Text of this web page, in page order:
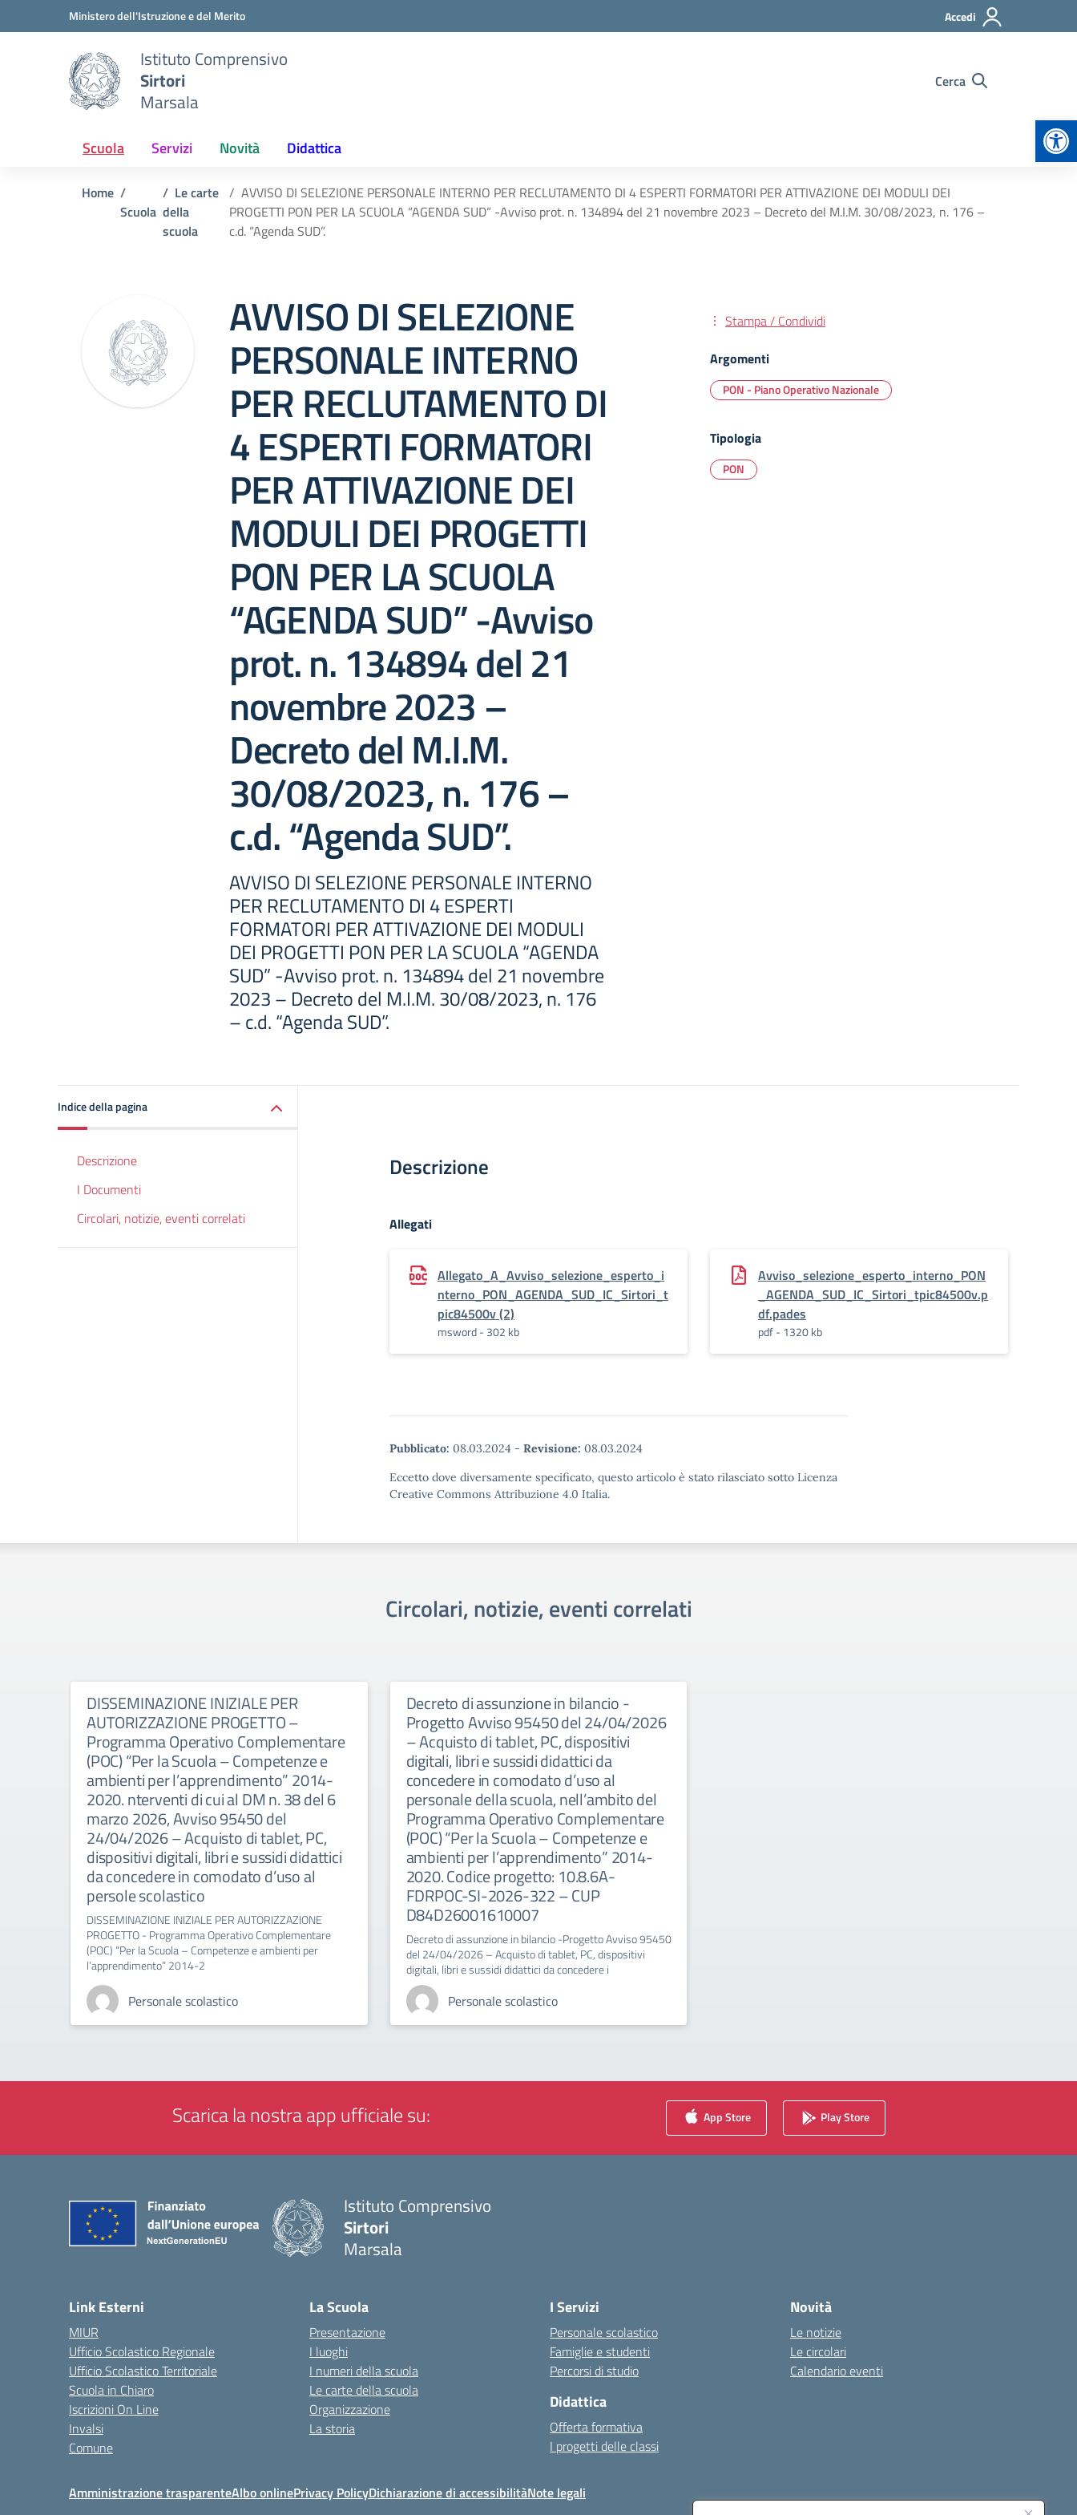
Vai ai contenuti
Vai al menu di navigazioneMinistero dell'Istruzione e del Merito Accedi
Istituto Comprensivo
Sirtori
Marsala
Cerca
Scuola Servizi Novità Didattica
Home
Scuola
Le carte
della
scuola
AVVISO DI SELEZIONE PERSONALE INTERNO PER RECLUTAMENTO DI 4 ESPERTI FORMATORI PER ATTIVAZIONE DEI MODULI DEI
PROGETTI PON PER LA SCUOLA “AGENDA SUD” -Avviso prot. n. 134894 del 21 novembre 2023 – Decreto del M.I.M. 30/08/2023, n. 176 –
c.d. “Agenda SUD”.
AVVISO DI SELEZIONE
PERSONALE INTERNO
PER RECLUTAMENTO DI
4 ESPERTI FORMATORI
PER ATTIVAZIONE DEI
MODULI DEI PROGETTI
PON PER LA SCUOLA
“AGENDA SUD” -Avviso
prot. n. 134894 del 21
novembre 2023 –
Decreto del M.I.M.
30/08/2023, n. 176 –
c.d. “Agenda SUD”.
AVVISO DI SELEZIONE PERSONALE INTERNO
PER RECLUTAMENTO DI 4 ESPERTI
FORMATORI PER ATTIVAZIONE DEI MODULI
DEI PROGETTI PON PER LA SCUOLA “AGENDA
SUD” -Avviso prot. n. 134894 del 21 novembre
2023 – Decreto del M.I.M. 30/08/2023, n. 176
– c.d. “Agenda SUD”.
Stampa / Condividi
Argomenti
PON - Piano Operativo Nazionale
Tipologia
PON
Indice della pagina
Descrizione
I Documenti
Circolari, notizie, eventi correlati
Descrizione
Allegati
Allegato_A_Avviso_selezione_esperto_i
nterno_PON_AGENDA_SUD_IC_Sirtori_t
pic84500v (2)
msword - 302 kb
Avviso_selezione_esperto_interno_PON
_AGENDA_SUD_IC_Sirtori_tpic84500v.p
df.pades
pdf - 1320 kb
Pubblicato: 08.03.2024 - Revisione: 08.03.2024
Eccetto dove diversamente specificato, questo articolo è stato rilasciato sotto Licenza
Creative Commons Attribuzione 4.0 Italia.
Circolari, notizie, eventi correlati
DISSEMINAZIONE INIZIALE PER
AUTORIZZAZIONE PROGETTO –
Programma Operativo Complementare
(POC) “Per la Scuola – Competenze e
ambienti per l’apprendimento” 2014-
2020. nterventi di cui al DM n. 38 del 6
marzo 2026, Avviso 95450 del
24/04/2026 – Acquisto di tablet, PC,
dispositivi digitali, libri e sussidi didattici
da concedere in comodato d’uso al
persole scolastico
DISSEMINAZIONE INIZIALE PER AUTORIZZAZIONE
PROGETTO - Programma Operativo Complementare
(POC) “Per la Scuola – Competenze e ambienti per
l’apprendimento” 2014-2
Personale scolastico
Decreto di assunzione in bilancio -
Progetto Avviso 95450 del 24/04/2026
– Acquisto di tablet, PC, dispositivi
digitali, libri e sussidi didattici da
concedere in comodato d’uso al
personale della scuola, nell’ambito del
Programma Operativo Complementare
(POC) “Per la Scuola – Competenze e
ambienti per l’apprendimento” 2014-
2020. Codice progetto: 10.8.6A-
FDRPOC-SI-2026-322 – CUP
D84D26001610007
Decreto di assunzione in bilancio -Progetto Avviso 95450
del 24/04/2026 – Acquisto di tablet, PC, dispositivi
digitali, libri e sussidi didattici da concedere i
Personale scolastico
Scarica la nostra app ufficiale su: App Store Play Store
Istituto Comprensivo
Sirtori
Marsala
Link Esterni
MIUR
Ufficio Scolastico Regionale
Ufficio Scolastico Territoriale
Scuola in Chiaro
Iscrizioni On Line
Invalsi
Comune
La Scuola
Presentazione
I luoghi
I numeri della scuola
Le carte della scuola
Organizzazione
La storia
I Servizi
Personale scolastico
Famiglie e studenti
Percorsi di studio
Didattica
Offerta formativa
I progetti delle classi
Novità
Le notizie
Le circolari
Calendario eventi
Amministrazione trasparenteAlbo onlinePrivacy PolicyDichiarazione di accessibilitàNote legali